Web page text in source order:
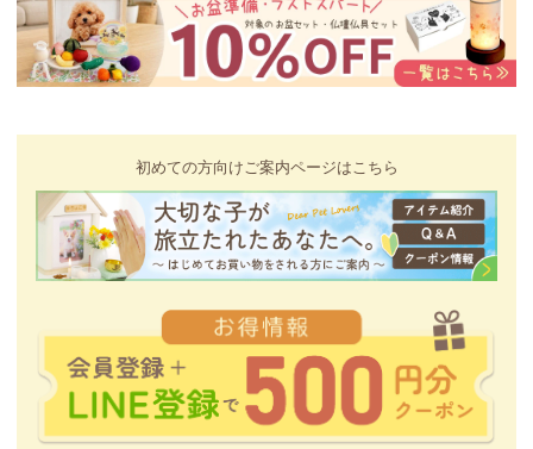
初めての方向けご案内ページはこちら